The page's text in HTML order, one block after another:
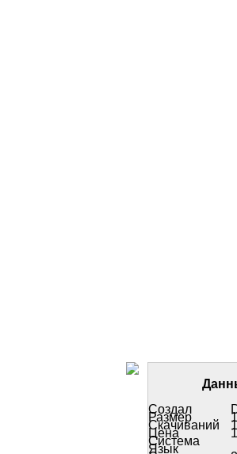
Создал
Размер
Скачиваний
Цена
Система
Язык